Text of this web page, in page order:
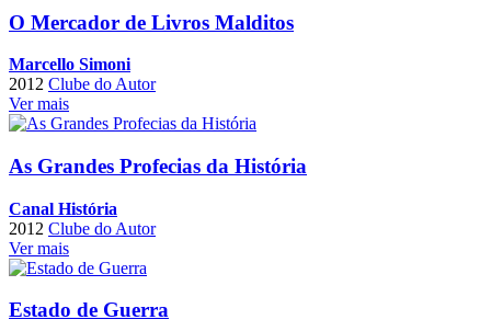
O Mercador de Livros Malditos
Marcello Simoni
2012 Clube do Autor
Ver mais
As Grandes Profecias da História
Canal História
2012 Clube do Autor
Ver mais
Estado de Guerra